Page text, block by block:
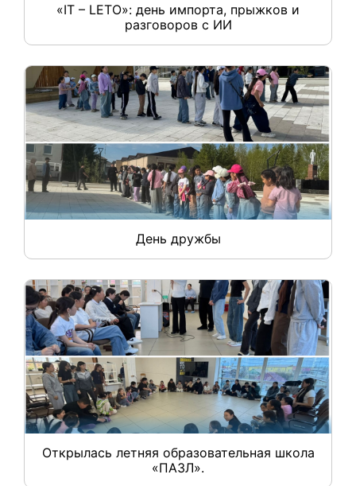
«IT – LETO»: день импорта, прыжков и
разговоров с ИИ
День дружбы
Открылась летняя образовательная школа
«ПАЗЛ».